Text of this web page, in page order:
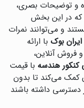
و توضیحات بصری،
که در این بخش
و می‌توانند نمرات
بوک با ارائه
فروش آنلاین،
هندسه با قیمت
کمک می‌کند تا بدون
دسترسی داشته باشند